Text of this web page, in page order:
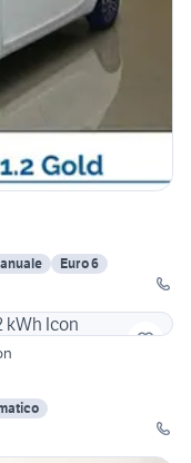
Euro 6